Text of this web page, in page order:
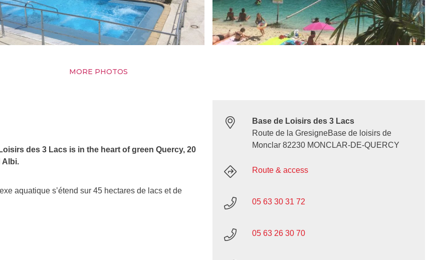
MORE PHOTOS
des 3 Lacs is in the heart of green Quercy, 20
Albi.
aquatique s’étend sur 45 hectares de lacs et de
Base de Loisirs des 3 Lacs
Route de la GresigneBase de loisirs de
Monclar 82230 MONCLAR-DE-QUERCY
Route & access
05 63 30 31 72
05 63 26 30 70